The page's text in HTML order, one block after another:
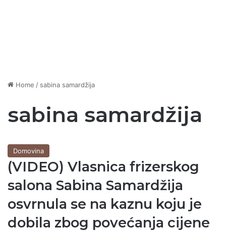
Home / sabina samardžija
sabina samardžija
Domovina
(VIDEO) Vlasnica frizerskog
salona Sabina Samardžija
osvrnula se na kaznu koju je
dobila zbog povećanja cijene